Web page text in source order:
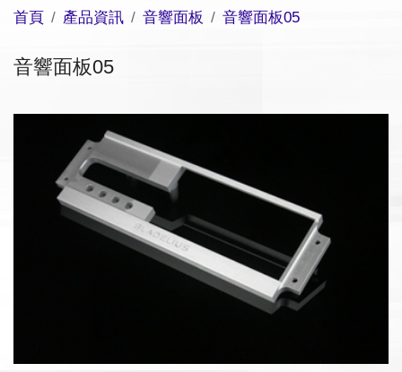
首頁 產品資訊 音響面板 音響面板05
音響面板05